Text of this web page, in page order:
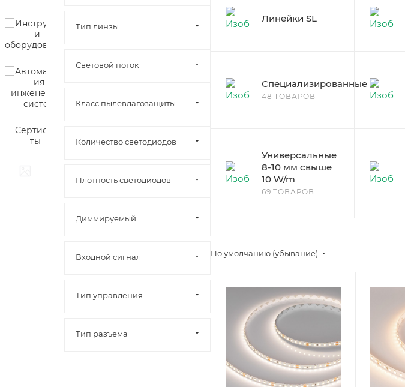
Линейки SL
Специализированные
48 ТОВАРОВ
Универсальные
8-10 мм свыше
10 W/m
69 ТОВАРОВ
По умолчанию (убывание)
Тип линзы
Световой поток
Класс пылевлагозащиты
Количество светодиодов
Плотность светодиодов
Диммируeмый
Входной сигнал
Тип управления
Тип разъема